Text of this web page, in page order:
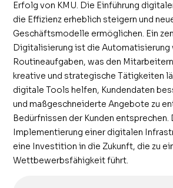
Erfolg von KMU. Die Einführung
die Effizienz erheblich steigern und
Geschäftsmodelle ermöglichen. Ein
Digitalisierung ist die Automatisierung
Routineaufgaben, was den
kreative und strategische Tätigkeiten
digitale Tools helfen, Kundendaten
und maßgeschneiderte Angebote zu
Bedürfnissen der Kunden entsprechen.
Implementierung einer digitalen
eine Investition in die Zukunft, die zu
Wettbewerbsfähigkeit führt.